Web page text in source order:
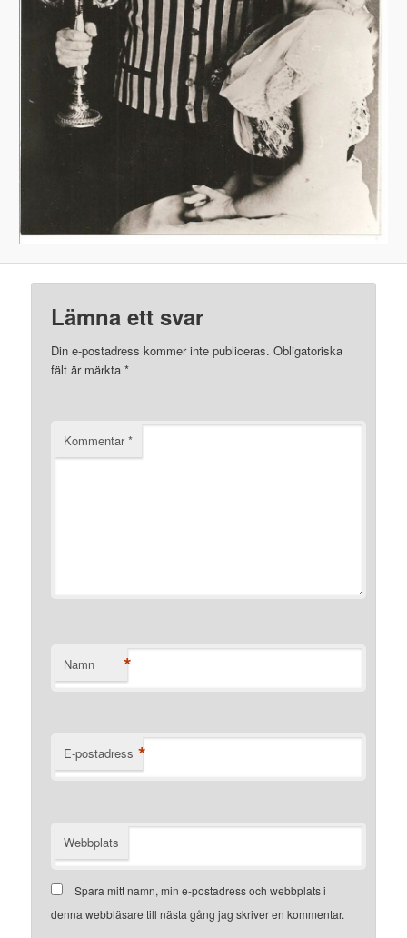
Lämna ett svar
Din e-postadress kommer inte publiceras. Obligatoriska
fält är märkta*
Kommentar*
Namn *
E-postadress *
Webbplats
Spara mitt namn, min e-postadress och webbplats i
denna webbläsare till nästa gång jag skriver en kommentar.